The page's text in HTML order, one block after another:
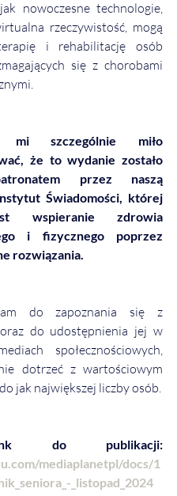
nowoczesne technologie,
rzeczywistość, mogą
i rehabilitację osób
się z chorobami
mi szczególnie miło
że to wydanie zostało
przez naszą
Świadomości, której
wspieranie zdrowia
i fizycznego poprzez
rozwiązania.
do zapoznania się z
do udostępnienia jej w
społecznościowych,
dotrzeć z wartościowym
jak największej liczby osób.
mediaplanetpl/docs/1
_listopad_2024